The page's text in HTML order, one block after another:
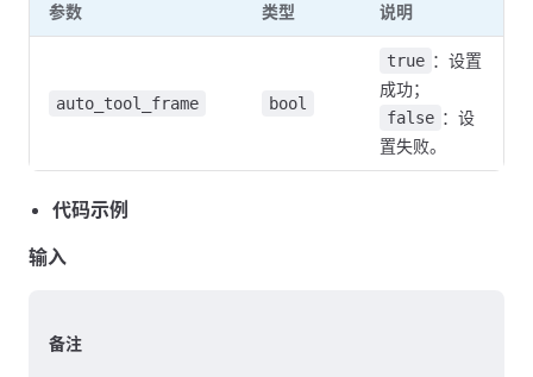
参数 类型 说明
auto_tool_frame bool
true ：设置
成功；
false ：设
置失败。
代码示例
输入
备注